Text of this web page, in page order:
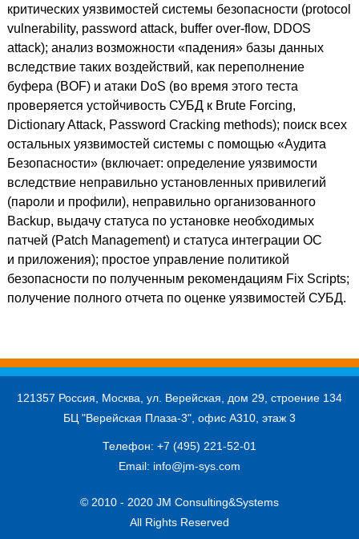
критических уязвимостей системы безопасности (protocol
vulnerability, password attack, buffer over-flow, DDOS
attack); анализ возможности «падения» базы данных
вследствие таких воздействий, как переполнение
буфера (BOF) и атаки DoS (во время этого теста
проверяется устойчивость СУБД к Brute Forcing,
Dictionary Attack, Password Cracking methods); поиск всех
остальных уязвимостей системы с помощью «Аудита
Безопасности» (включает: определение уязвимости
вследствие неправильно установленных привилегий
(пароли и профили), неправильно организованного
Backup, выдачу статуса по установке необходимых
патчей (Patch Management) и статуса интеграции ОС
и приложения); простое управление политикой
безопасности по полученным рекомендациям Fix Scripts;
получение полного отчета по оценке уязвимостей СУБД.
121357 Россия, Москва, ул. Верейская, дом 29, строение 134
БЦ "Верейская Плаза-3", офис А310, этаж 3
Телефон: +7 (495) 221-52-01
Email: info@jm-sys.com
© 2010 - 2020 JM Consulting&Systems
All Rights Reserved